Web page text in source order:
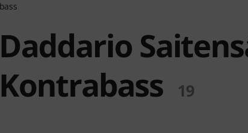
Daddario
Kontrabass
19